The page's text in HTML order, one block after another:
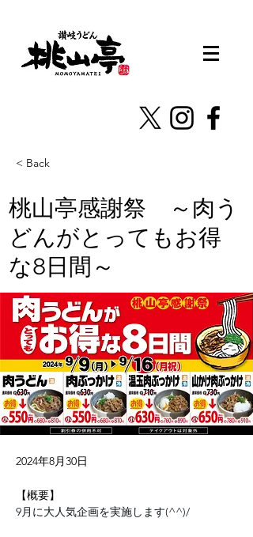
< Back
桃山亭感謝祭 ～肉う
どんがとってもお得
な8日間～
2024年8月30日
【概要】
9月に大人気企画を実施します(^^)/